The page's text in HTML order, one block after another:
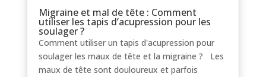
Migraine et mal de tête : Comment
utiliser les tapis d’acupression pour les
soulager ?
Comment utiliser un tapis d'acupression pour
soulager les maux de tête et la migraine ? Les
maux de tête sont douloureux et parfois